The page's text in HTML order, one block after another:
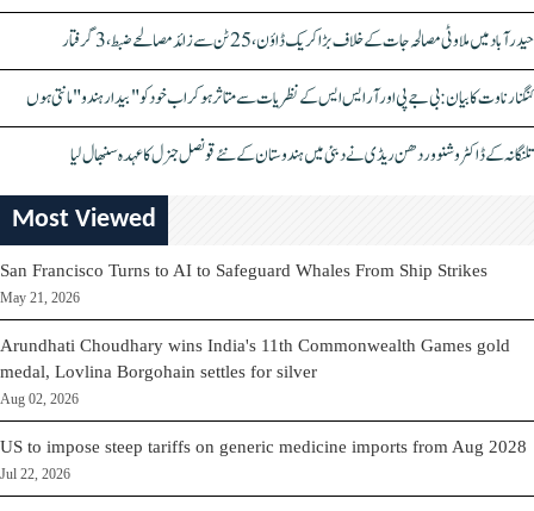
حیدرآباد میں ملاوٹی مصالحہ جات کے خلاف بڑا کریک ڈاؤن، 25 ٹن سے زائد مصالحے ضبط، 3 گرفتار
کنگنا رناوت کا بیان: بی جے پی اور آر ایس ایس کے نظریات سے متاثر ہو کر اب خود کو "بیدار ہندو" مانتی ہوں
تلنگانہ کے ڈاکٹر وشنو وردھن ریڈی نے دبئی میں ہندوستان کے نئے قونصل جنرل کا عہدہ سنبھال لیا
Most Viewed
San Francisco Turns to AI to Safeguard Whales From Ship Strikes
May 21, 2026
Arundhati Choudhary wins India's 11th Commonwealth Games gold
medal, Lovlina Borgohain settles for silver
Aug 02, 2026
US to impose steep tariffs on generic medicine imports from Aug 2028
Jul 22, 2026